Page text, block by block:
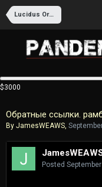
Lucidus Ordo Recruitment
$3000
Обратные ссылки.
By JamesWEAWS
Posted